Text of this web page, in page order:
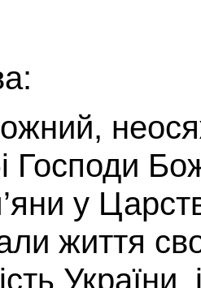
Господи
у
життя
України,